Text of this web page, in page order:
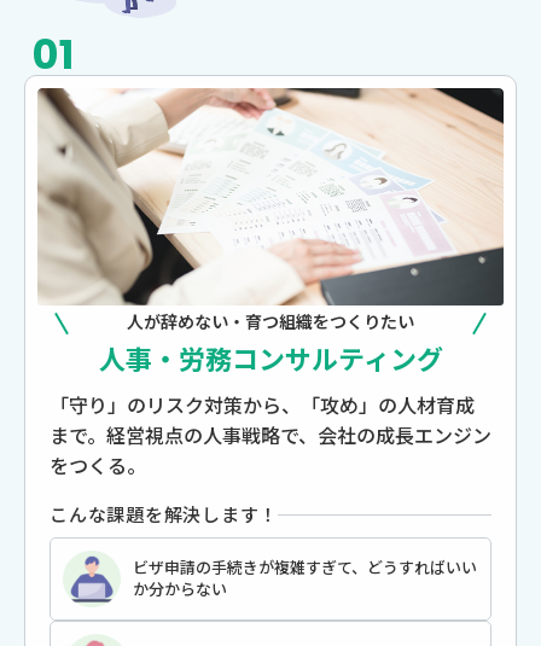
01
人が辞めない・育つ組織をつくりたい
人事・労務コンサルティング
「守り」のリスク対策から、「攻め」の人材育成
まで。経営視点の人事戦略で、会社の成長エンジン
をつくる。
こんな課題を解決します！
ビザ申請の手続きが複雑すぎて、どうすればいい
か分からない